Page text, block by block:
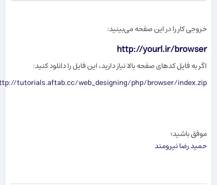
خروجی کار را در این صفحه می‌بینید:
http://yourl.ir/browser
اگر به فایل کدهای صفحه بالا نیاز دارید، این فایل را دانلود کنید:
tutorials.aftab.cc/web_designing/php/browser/index.zip
موفق باشید؛
حمید رضا نیرومند